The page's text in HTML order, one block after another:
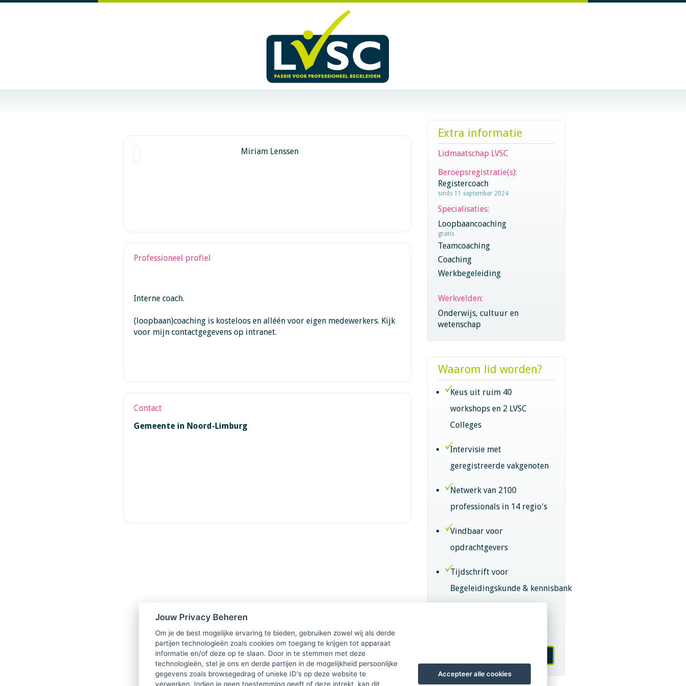
Miriam Lenssen
Professioneel profiel
Interne coach.
(loopbaan)coaching is kosteloos en alléén voor eigen medewerkers. Kijk
voor mijn contactgegevens op intranet.
Contact
Gemeente in Noord-Limburg
Extra informatie
Lidmaatschap LVSC
Beroepsregistratie(s):
Registercoach
sinds 11 september 2024
Specialisaties:
Loopbaancoaching
gratis
Teamcoaching
Coaching
Werkbegeleiding
Werkvelden:
Onderwijs, cultuur en
wetenschap
Waarom lid worden?
Keus uit ruim 40
workshops en 2 LVSC
Colleges
Intervisie met
geregistreerde vakgenoten
Netwerk van 2100
professionals in 14 regio's
Vindbaar voor
opdrachtgevers
Tijdschrift voor
Begeleidingskunde & kennisbank
Jouw Privacy Beheren
Om je de best mogelijke ervaring te bieden, gebruiken zowel wij als derde
partijen technologieën zoals cookies om toegang te krijgen tot apparaat
informatie en/of deze op te slaan. Door in te stemmen met deze
technologieën, stel je ons en derde partijen in de mogelijkheid persoonlijke
gegevens zoals browsegedrag of unieke ID's op deze website te
verwerken. Indien je geen toestemming geeft of deze intrekt, kan dit
Accepteer alle cookies